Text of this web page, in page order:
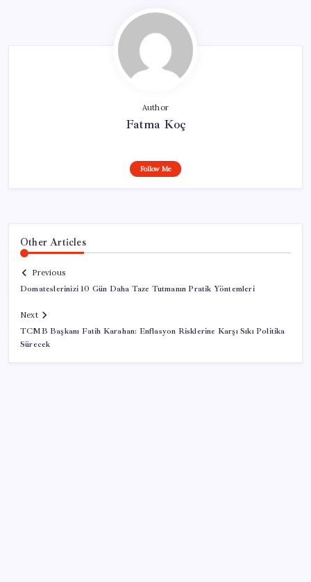
Author
Fatma Koç
Follow Me
Other Articles
Previous
Domateslerinizi 10 Gün Daha Taze Tutmanın Pratik Yöntemleri
Next
TCMB Başkanı Fatih Karahan: Enflasyon Risklerine Karşı Sıkı Politika
Sürecek